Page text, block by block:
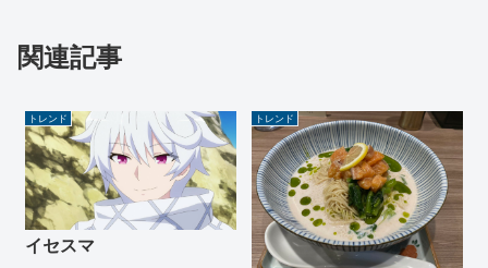
関連記事
トレンド
イセスマ
トレンド